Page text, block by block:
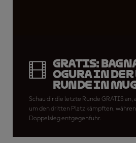
GRATIS:
Ogura in
Runde in
Schau dir die letzte Runde GRATIS an,
um den dritten Platz kämpften,
Doppelsieg entgegenfuhr.